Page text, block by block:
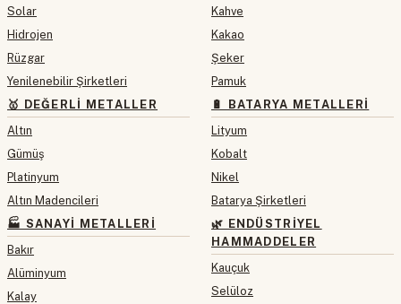
Solar
Hidrojen
Rüzgar
Yenilenebilir Şirketleri
🥇 DEĞERLI METALLER
Altın
Gümüş
Platinyum
Altın Madencileri
🏭 SANAYI METALLERI
Bakır
Alüminyum
Kalay
Kahve
Kakao
Şeker
Pamuk
🔋 BATARYA METALLERI
Lityum
Kobalt
Nikel
Batarya Şirketleri
🌿 ENDÜSTRIYEL
HAMMADDELER
Kauçuk
Selüloz